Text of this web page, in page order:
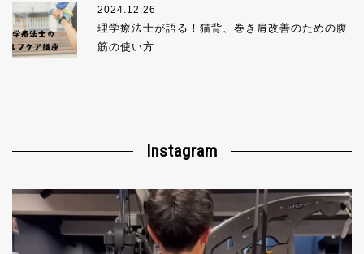
2024.12.26
理学療法士が語る！猫背、巻き肩改善のための腹
筋の使い方
Instagram